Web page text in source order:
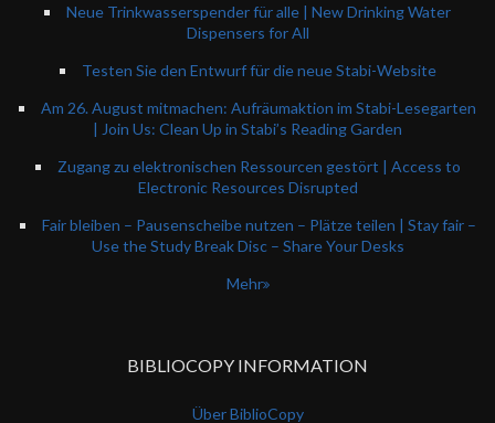
Neue Trinkwasserspender für alle | New Drinking Water
Dispensers for All
Testen Sie den Entwurf für die neue Stabi-Website
Am 26. August mitmachen: Aufräumaktion im Stabi-Lesegarten
| Join Us: Clean Up in Stabi’s Reading Garden
Zugang zu elektronischen Ressourcen gestört | Access to
Electronic Resources Disrupted
Fair bleiben – Pausenscheibe nutzen – Plätze teilen | Stay fair –
Use the Study Break Disc – Share Your Desks
Mehr
BIBLIOCOPY INFORMATION
Über BiblioCopy